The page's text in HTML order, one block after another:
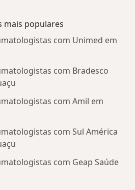
mais populares
com Unimed em
com Bradesco
com Amil em
com Sul América
com Geap Saúde